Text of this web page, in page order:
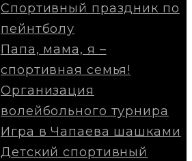
Спортивный праздник по
пейнтболу
Папа, мама, я –
спортивная семья!
Организация
волейбольного турнира
Игра в Чапаева шашками
Детский спортивный